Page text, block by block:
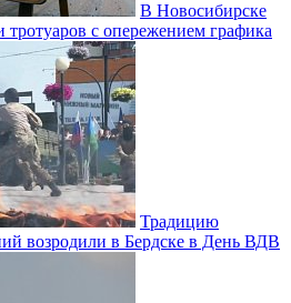
В Новосибирске
с опережением графика
Традицию
возродили в Бердске в День ВДВ